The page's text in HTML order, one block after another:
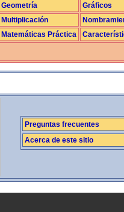
Geometría
Gráficos
Multiplicación
Matemáticas Práctica
Preguntas frecuentes
Acerca de este sitio